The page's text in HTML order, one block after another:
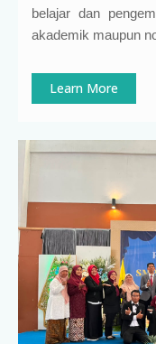
belajar dan
akademik maupun
Learn More